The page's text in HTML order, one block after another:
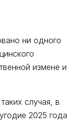
ни одного
измене и
случая, в
2025 года